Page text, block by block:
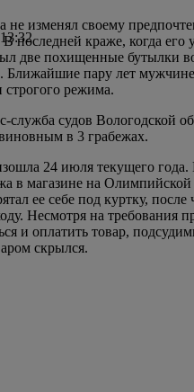
не изменял своему
последней краже, когда его
две похищенные бутылки
Ближайшие пару лет
режима.
служба судов Вологодской
в 3 грабежах.
24 июля текущего
в магазине на
ее себе под куртку, после
Несмотря на требования
и оплатить товар,
скрылся.